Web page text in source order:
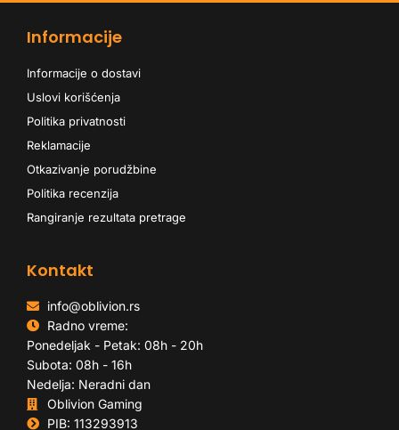
Informacije
Informacije o dostavi
Uslovi korišćenja
Politika privatnosti
Reklamacije
Otkazivanje porudžbine
Politika recenzija
Rangiranje rezultata pretrage
Kontakt
info@oblivion.rs
Radno vreme:
Ponedeljak - Petak: 08h - 20h
Subota: 08h - 16h
Nedelja: Neradni dan
Oblivion Gaming
PIB: 113293913